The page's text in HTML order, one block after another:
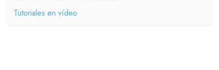
Tutoriales en vídeo